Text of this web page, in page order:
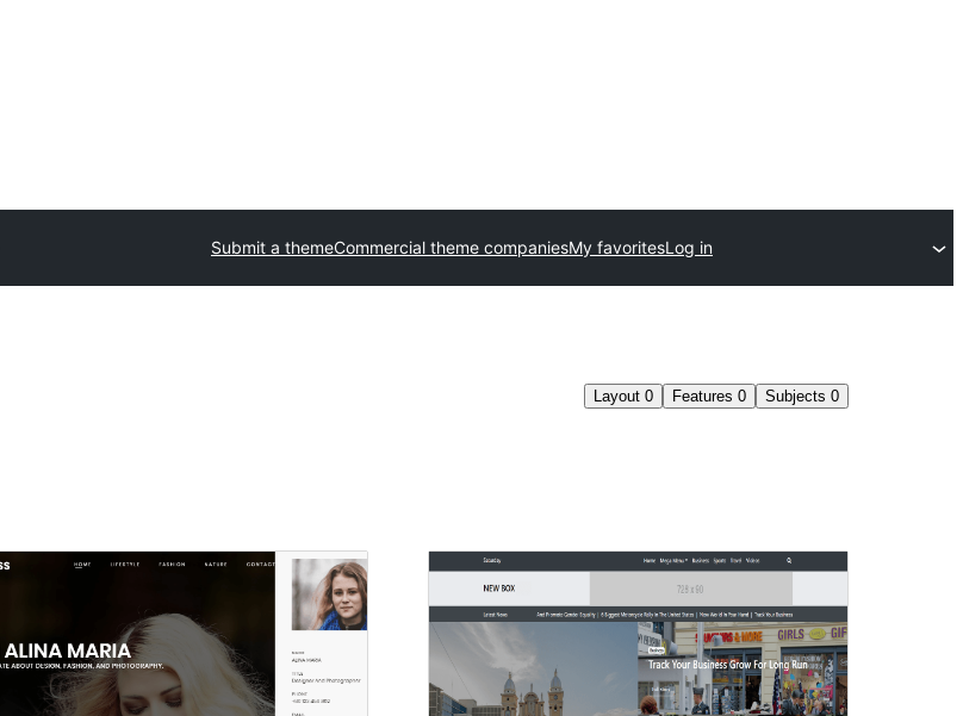
Submit a themeCommercial theme companiesMy favoritesLog in
Layout 0 Features 0 Subjects 0